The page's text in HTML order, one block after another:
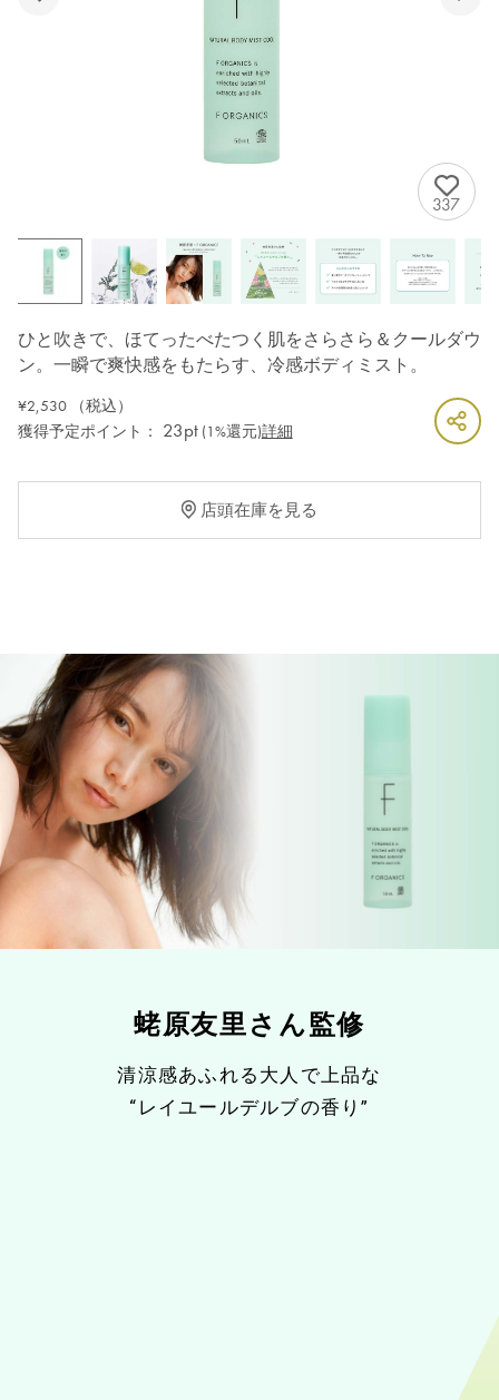
337
ひと吹きで、ほてったべたつく肌をさらさら＆クールダウ
ン。一瞬で爽快感をもたらす、冷感ボディミスト。
¥2,530（税込）
獲得予定ポイント：
23pt (1%還元)詳細
店頭在庫を見る
蛯原友里さん監修
清涼感あふれる大人で上品な
“レイユールデルブの香り”